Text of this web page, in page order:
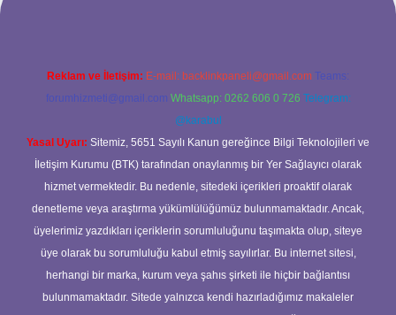
Reklam ve İletişim: E-mail: backlinkpaneli@gmail.com Teams:
forumhizmeti@gmail.com Whatsapp: 0262 606 0 726 Telegram:
@karabul
Yasal Uyarı: Sitemiz, 5651 Sayılı Kanun gereğince Bilgi Teknolojileri ve
İletişim Kurumu (BTK) tarafından onaylanmış bir Yer Sağlayıcı olarak
hizmet vermektedir. Bu nedenle, sitedeki içerikleri proaktif olarak
denetleme veya araştırma yükümlülüğümüz bulunmamaktadır. Ancak,
üyelerimiz yazdıkları içeriklerin sorumluluğunu taşımakta olup, siteye
üye olarak bu sorumluluğu kabul etmiş sayılırlar. Bu internet sitesi,
herhangi bir marka, kurum veya şahıs şirketi ile hiçbir bağlantısı
bulunmamaktadır. Sitede yalnızca kendi hazırladığımız makaleler